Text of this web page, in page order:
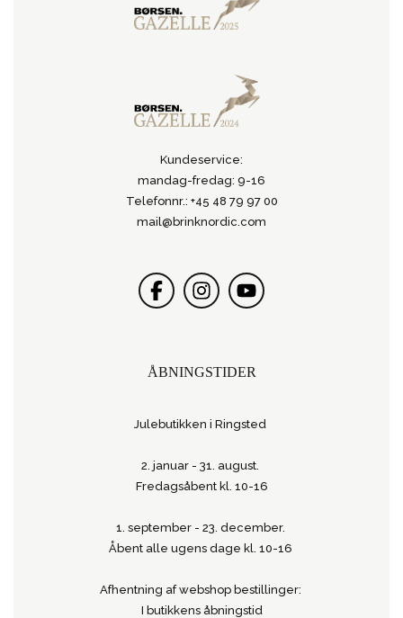
Kundeservice:
mandag-fredag: 9-16
Telefonnr.: +45 48 79 97 00
mail@brinknordic.com
ÅBNINGSTIDER
Julebutikken i Ringsted
2. januar - 31. august.
Fredagsåbent kl. 10-16
1. september - 23. december.
Åbent alle ugens dage kl. 10-16
Afhentning af webshop bestillinger:
I butikkens åbningstid